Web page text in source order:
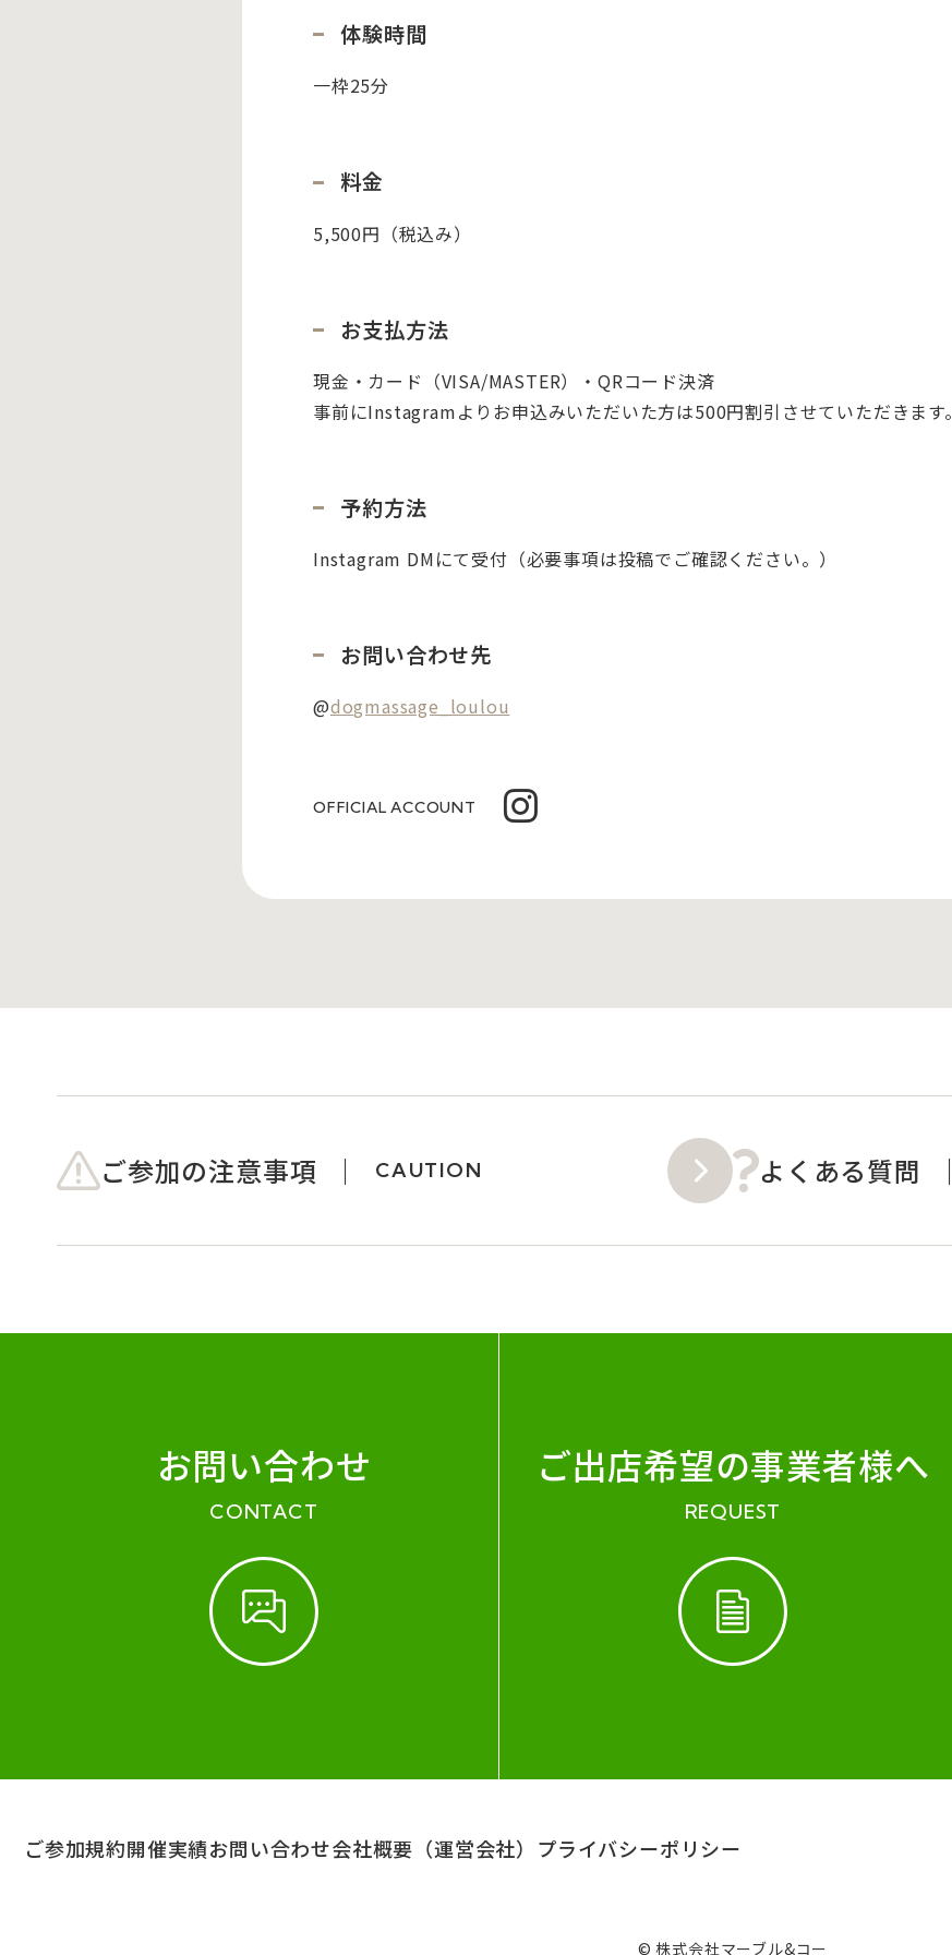
体験時間
一枠25分
料金
5,500円（税込み）
お支払方法
現金・カード（VISA/MASTER）・QRコード決済
事前にInstagramよりお申込みいただいた方は500円割引させていただきます。
予約方法
Instagram DMにて受付（必要事項は投稿でご確認ください。）
お問い合わせ先
@dogmassage_loulou
OFFICIAL ACCOUNT
ご参加の注意事項 CAUTION よくある質問
お問い合わせ
CONTACT
ご出店希望の事業者様へ
REQUEST
ご参加規約開催実績お問い合わせ会社概要（運営会社） プライバシーポリシー
© 株式会社マーブル&コー